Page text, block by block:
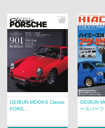
GEIBUN MOOKS Classic
PORS...
GEIBUN
ースパーフ